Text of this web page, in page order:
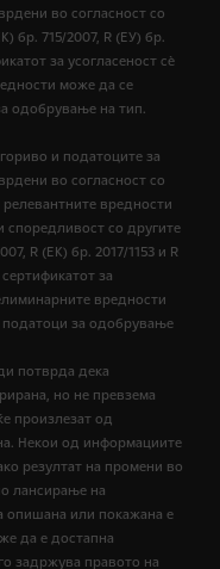
во согласност со
бр. 715/2007, R (ЕУ) бр.
за усогласеност сѐ
може да се
одобрување на тип.
и податоците за
во согласност со
релевантните вредности
споредливост со другите
R (ЕК) бр. 2017/1153 и R
за
вредности
податоци за одобрување
потврда дека
но не превзема
произлезат од
Некои од информациите
резултат на промени во
лансирање на
опишана или покажана е
да е достапна
задржува правото на